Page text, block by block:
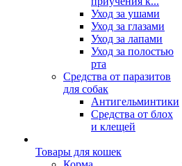
Уход за ушами
Уход за глазами
Уход за лапами
Уход за полостью
рта
Средства от паразитов
для собак
Антигельминтики
Средства от блох
и клещей
Товары для кошек